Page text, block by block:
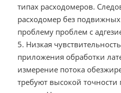
типах расходомеров.
расходомер без подвижных
проблему проблем с
5. Низкая
приложения обработки
измерение потока
требуют высокой точности